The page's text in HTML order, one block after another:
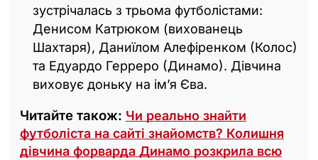
зустрічалась з трьома футболістами:
Денисом Катрюком (вихованець
Шахтаря), Даниїлом Алефіренком (Колос)
та Едуардо Герреро (Динамо). Дівчина
виховує доньку на ім’я Єва.
Читайте також: Чи реально знайти
футболіста на сайті знайомств? Колишня
дівчина форварда Динамо розкрила всю